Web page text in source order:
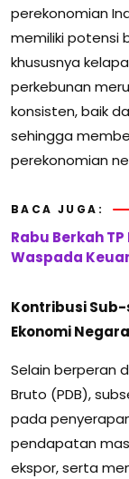
perekonomian
memiliki potensi
khususnya
perkebunan
konsisten, baik
sehingga
perekonomian
BACA JUGA:
Rabu Berkah
Waspada
Kontribusi
Ekonomi Negara
Selain berperan
Bruto (PDB),
pada
pendapatan
ekspor, serta